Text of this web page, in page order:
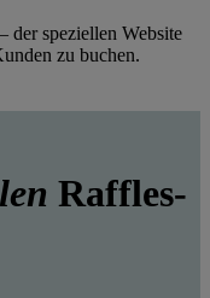
der speziellen Website
zu buchen.
Raffles-